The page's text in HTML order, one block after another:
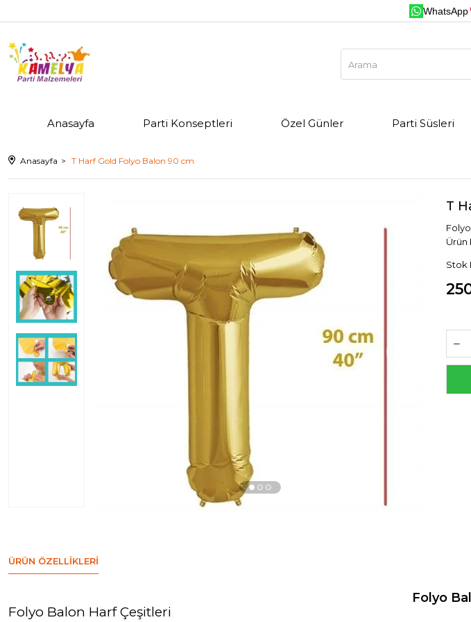
WhatsApp
Anasayfa Parti Konseptleri Özel Günler Parti Süsleri
Anasayfa T Harf Gold Folyo Balon 90 cm
T
Stok
ÜRÜN ÖZELLIKLERI
Folyo
Folyo Balon Harf Çeşitleri